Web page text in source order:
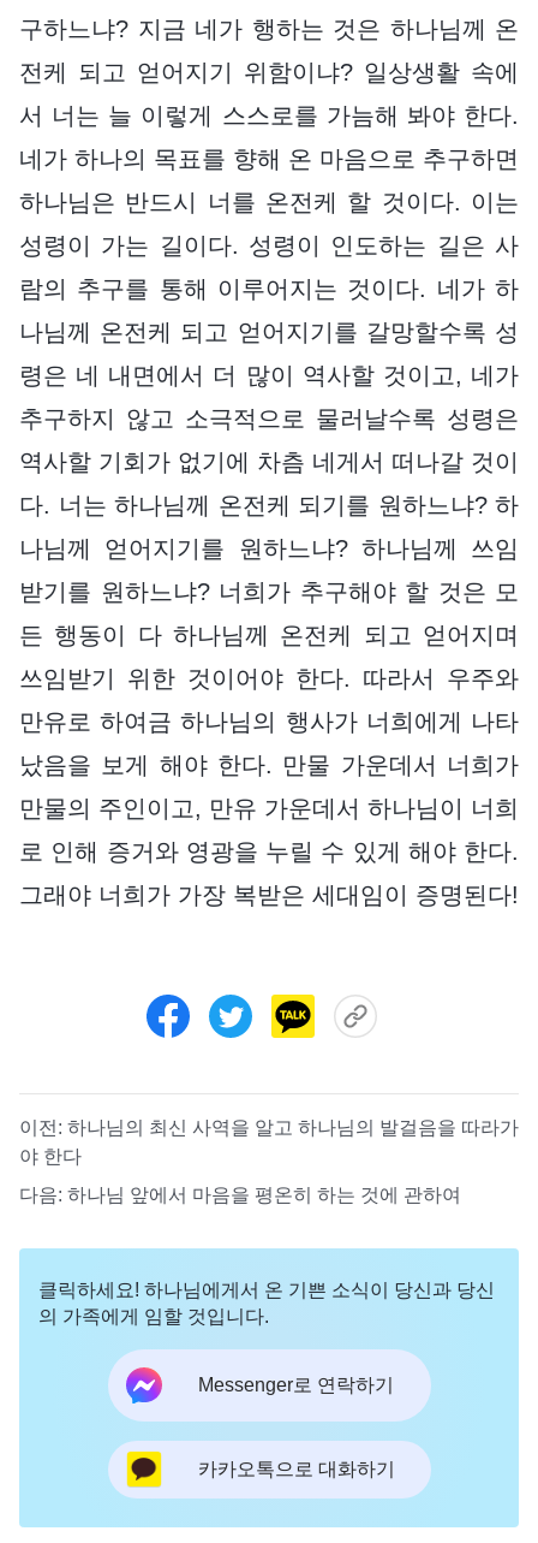
구하느냐? 지금 네가 행하는 것은 하나님께 온
전케 되고 얻어지기 위함이냐? 일상생활 속에
서 너는 늘 이렇게 스스로를 가늠해 봐야 한다.
네가 하나의 목표를 향해 온 마음으로 추구하면
하나님은 반드시 너를 온전케 할 것이다. 이는
성령이 가는 길이다. 성령이 인도하는 길은 사
람의 추구를 통해 이루어지는 것이다. 네가 하
나님께 온전케 되고 얻어지기를 갈망할수록 성
령은 네 내면에서 더 많이 역사할 것이고, 네가
추구하지 않고 소극적으로 물러날수록 성령은
역사할 기회가 없기에 차츰 네게서 떠나갈 것이
다. 너는 하나님께 온전케 되기를 원하느냐? 하
나님께 얻어지기를 원하느냐? 하나님께 쓰임
받기를 원하느냐? 너희가 추구해야 할 것은 모
든 행동이 다 하나님께 온전케 되고 얻어지며
쓰임받기 위한 것이어야 한다. 따라서 우주와
만유로 하여금 하나님의 행사가 너희에게 나타
났음을 보게 해야 한다. 만물 가운데서 너희가
만물의 주인이고, 만유 가운데서 하나님이 너희
로 인해 증거와 영광을 누릴 수 있게 해야 한다.
그래야 너희가 가장 복받은 세대임이 증명된다!
이전: 하나님의 최신 사역을 알고 하나님의 발걸음을 따라가
야 한다
다음: 하나님 앞에서 마음을 평온히 하는 것에 관하여
클릭하세요! 하나님에게서 온 기쁜 소식이 당신과 당신
의 가족에게 임할 것입니다.
Messenger로 연락하기
카카오톡으로 대화하기